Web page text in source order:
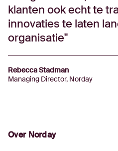
klanten ook echt te
innovaties te laten
organisatie
Rebecca Stadman
Managing Director, Norday
Over Norday